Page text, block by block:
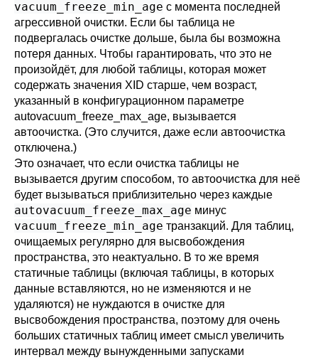
vacuum_freeze_min_age с момента последней
агрессивной очистки. Если бы таблица не
подвергалась очистке дольше, была бы возможна
потеря данных. Чтобы гарантировать, что это не
произойдёт, для любой таблицы, которая может
содержать значения XID старше, чем возраст,
указанный в конфигурационном параметре
autovacuum_freeze_max_age, вызывается
автоочистка. (Это случится, даже если автоочистка
отключена.)
Это означает, что если очистка таблицы не
вызывается другим способом, то автоочистка для неё
будет вызываться приблизительно через каждые
autovacuum_freeze_max_age минус
vacuum_freeze_min_age транзакций. Для таблиц,
очищаемых регулярно для высвобождения
пространства, это неактуально. В то же время
статичные таблицы (включая таблицы, в которых
данные вставляются, но не изменяются и не
удаляются) не нуждаются в очистке для
высвобождения пространства, поэтому для очень
больших статичных таблиц имеет смысл увеличить
интервал между вынужденными запусками